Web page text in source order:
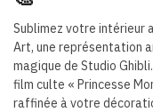
Sublimez votre intérieur
Art, une représentation
magique de Studio
film culte « Princesse
raffinée à votre